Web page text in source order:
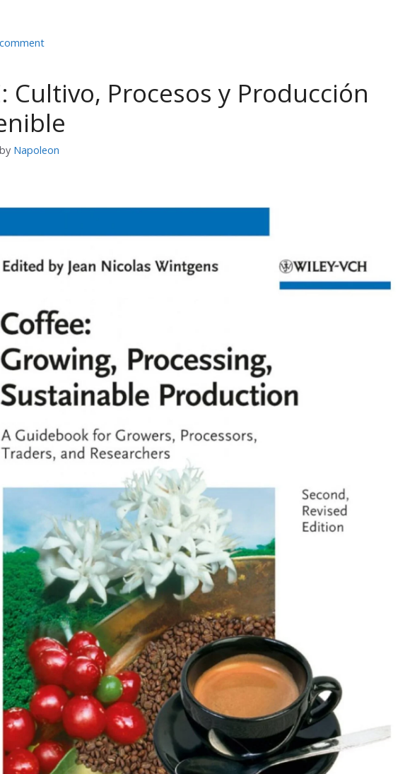
Cultivo, Procesos y Producción
by Napoleon